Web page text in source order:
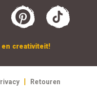
creativiteit!
| Retouren